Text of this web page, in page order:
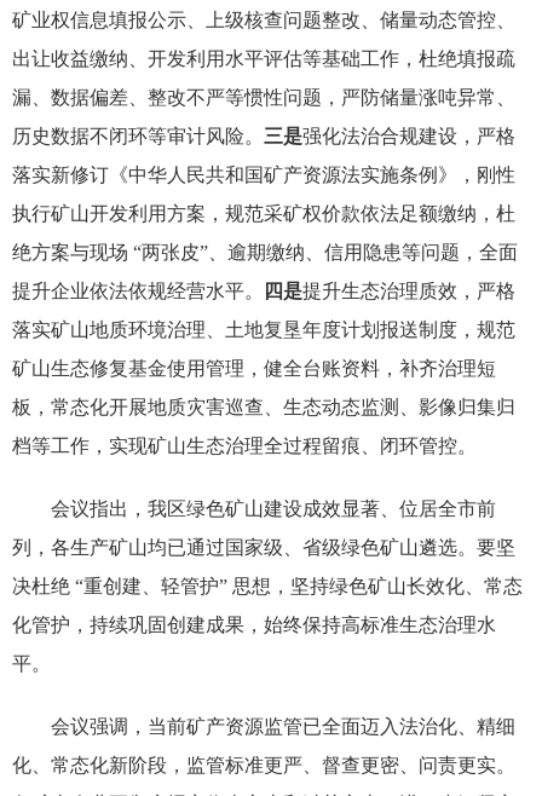
矿业权信息填报公示、上级核查问题整改、储量动态管控、
出让收益缴纳、开发利用水平评估等基础工作，杜绝填报疏
漏、数据偏差、整改不严等惯性问题，严防储量涨吨异常、
历史数据不闭环等审计风险。 三是强化法治合规建设，严格
落实新修订《中华人民共和国矿产资源法实施条例》，刚性
执行矿山开发利用方案，规范采矿权价款依法足额缴纳，杜
绝方案与现场 “两张皮”、逾期缴纳、信用隐患等问题，全面
提升企业依法依规经营水平。
四是提升生态治理质效，严格
落实矿山地质环境治理、土地复垦年度计划报送制度，规范
矿山生态修复基金使用管理，健全台账资料，补齐治理短
板，常态化开展地质灾害巡查、生态动态监测、影像归集归
档等工作，实现矿山生态治理全过程留痕、闭环管控。
会议指出，我区绿色矿山建设成效显著、位居全市前
列，各生产矿山均已通过国家级、省级绿色矿山遴选。要坚
决杜绝 “重创建、轻管护” 思想，坚持绿色矿山长效化、常态
化管护，持续巩固创建成果，始终保持高标准生态治理水
平。
会议强调，当前矿产资源监管已全面迈入法治化、精细
化、常态化新阶段，监管标准更严、督查更密、问责更实。